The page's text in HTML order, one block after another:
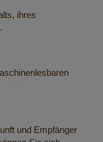
ihres
und Empfänger